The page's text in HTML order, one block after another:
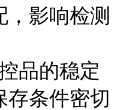
影响检测
品的稳定
存条件密切